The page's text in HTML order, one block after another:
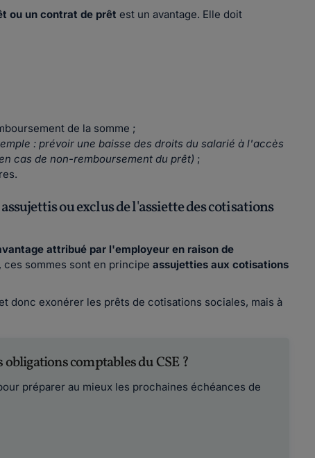
ou un contrat de prêt est un avantage. Elle doit
de la somme ;
: prévoir une baisse des droits du salarié à l'accès
cas de non-remboursement du prêt) ;
ou exclus de l'assiette des cotisations
attribué par l'employeur en raison de
ces sommes sont en principeassujetties aux cotisations
donc exonérer les prêts de cotisations sociales, mais à
comptables du CSE ?
préparer au mieux les prochaines échéances de